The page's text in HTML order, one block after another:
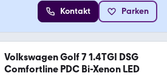
Kontakt Parken
Volkswagen Golf 7 1.4TGI DSG
Comfortline PDC Bi-Xenon LED